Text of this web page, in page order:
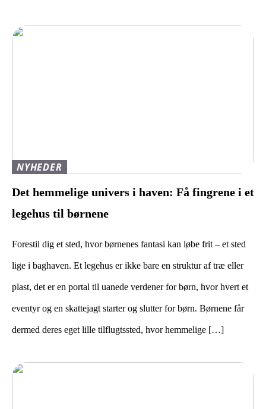
NYHEDER
Det hemmelige univers i haven: Få fingrene i et
legehus til børnene
Forestil dig et sted, hvor børnenes fantasi kan løbe frit – et sted
lige i baghaven. Et legehus er ikke bare en struktur af træ eller
plast, det er en portal til uanede verdener for børn, hvor hvert et
eventyr og en skattejagt starter og slutter for børn. Børnene får
dermed deres eget lille tilflugtssted, hvor hemmelige […]